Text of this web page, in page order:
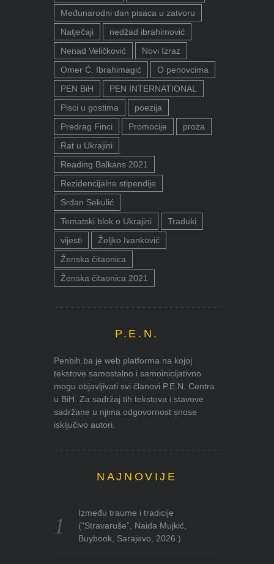
Međunarodni dan pisaca u zatvoru
Natječaji
nedžad ibrahimović
Nenad Veličković
Novi Izraz
Omer Ć. Ibrahimagić
O penovcima
PEN BiH
PEN INTERNATIONAL
Pisci u gostima
poezija
Predrag Finci
Promocije
proza
Rat u Ukrajini
Reading Balkans 2021
Rezidencijalne stipendije
Srđan Sekulić
Tematski blok o Ukrajini
Traduki
vijesti
Željko Ivanković
Ženska čitaonica
Ženska čitaonica 2021
P.E.N.
Penbih.ba je web platforma na kojoj
tekstove samostalno i samoinicijativno
mogu objavljivati svi članovi P.E.N. Centra
u BiH. Za sadržaj tih tekstova i stavove
sadržane u njima odgovornost snose
isključivo autori.
NAJNOVIJE
Između traume i tradicije
(“Stravaruše”, Naida Mujkić,
Buybook, Sarajevo, 2026.)